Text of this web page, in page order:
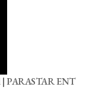
| PARASTAR ENT